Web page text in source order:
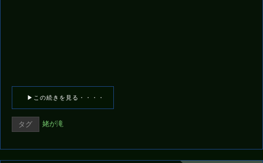
▶この続きを見る・・・・
タグ 姥が滝